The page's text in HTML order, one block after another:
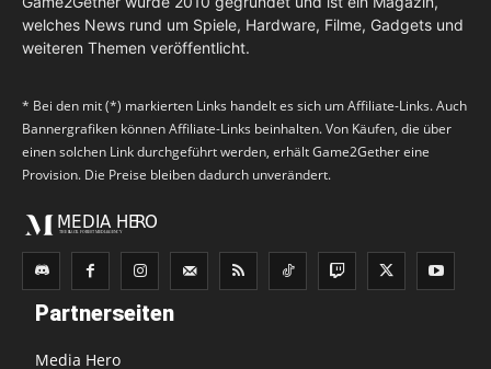
welches News rund um Spiele, Hardware, Filme, Gadgets und
weiteren Themen veröffentlicht.
* Bei den mit (*) markierten Links handelt es sich um Affiliate-Links. Auch
Bannergrafiken können Affiliate-Links beinhalten. Von Käufen, die über
einen solchen Link durchgeführt werden, erhält Game2Gether eine
Provision. Die Preise bleiben dadurch unverändert.
Partnerseiten
Media Hero